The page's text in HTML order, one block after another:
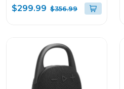
INALAMBRICO DOLBY
ATMOS SB595BLKC
$299.99 $356.99